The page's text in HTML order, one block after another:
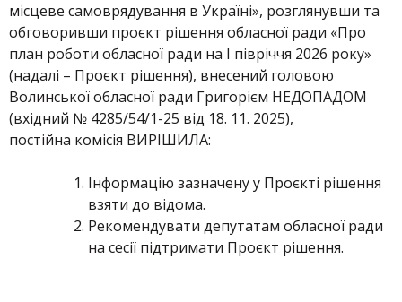
місцеве самоврядування в Україні», розглянувши та
обговоривши проєкт рішення обласної ради «Про
план роботи обласної ради на І півріччя 2026 року»
(надалі – Проєкт рішення), внесений головою
Волинської обласної ради Григорієм НЕДОПАДОМ
(вхідний № 4285/54/1-25 від 18. 11. 2025),
постійна комісія ВИРІШИЛА:
Інформацію зазначену у Проєкті рішення
взяти до відома.
Рекомендувати депутатам обласної ради
на сесії підтримати Проєкт рішення.